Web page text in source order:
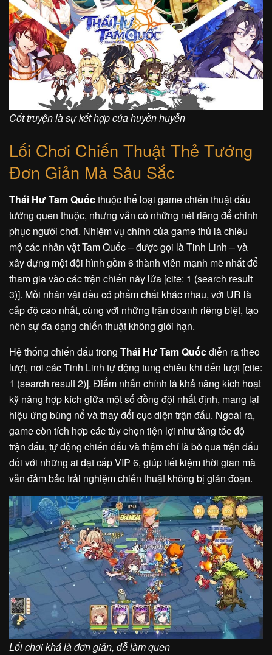
Cốt truyện là sự kết hợp của huyền huyễn
Lối Chơi Chiến Thuật Thẻ Tướng
Đơn Giản Mà Sâu Sắc
Thái Hư Tam Quốcthuộc thể loại game chiến thuật đấu
tướng quen thuộc, nhưng vẫn có những nét riêng để chinh
phục người chơi. Nhiệm vụ chính của game thủ là chiêu
mộ các nhân vật Tam Quốc – được gọi là Tinh Linh – và
xây dựng một đội hình gồm 6 thành viên mạnh mẽ nhất để
tham gia vào các trận chiến nảy lửa [cite: 1 (search result
3)]. Mỗi nhân vật đều có phẩm chất khác nhau, với UR là
cấp độ cao nhất, cùng với những trận doanh riêng biệt, tạo
nên sự đa dạng chiến thuật không giới hạn.
Hệ thống chiến đấu trong Thái Hư Tam Quốcdiễn ra theo
lượt, nơi các Tinh Linh tự động tung chiêu khi đến lượt [cite:
1 (search result 2)]. Điểm nhấn chính là khả năng kích hoạt
kỹ năng hợp kích giữa một số đồng đội nhất định, mang lại
hiệu ứng bùng nổ và thay đổi cục diện trận đấu. Ngoài ra,
game còn tích hợp các tùy chọn tiện lợi như tăng tốc độ
trận đấu, tự động chiến đấu và thậm chí là bỏ qua trận đấu
đối với những ai đạt cấp VIP 6, giúp tiết kiệm thời gian mà
vẫn đảm bảo trải nghiệm chiến thuật không bị gián đoạn.
Lối chơi khá là đơn giản, dễ làm quen